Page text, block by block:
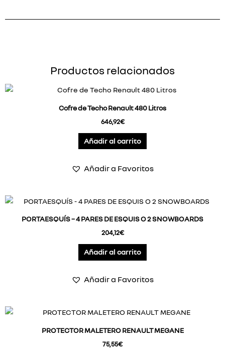
Productos relacionados
Cofre de Techo Renault 480 Litros
646,92€
Añadir al carrito
Añadir a Favoritos
PORTAESQUÍS – 4 PARES DE ESQUIS O 2 SNOWBOARDS
204,12€
Añadir al carrito
Añadir a Favoritos
PROTECTOR MALETERO RENAULT MEGANE
75,55€